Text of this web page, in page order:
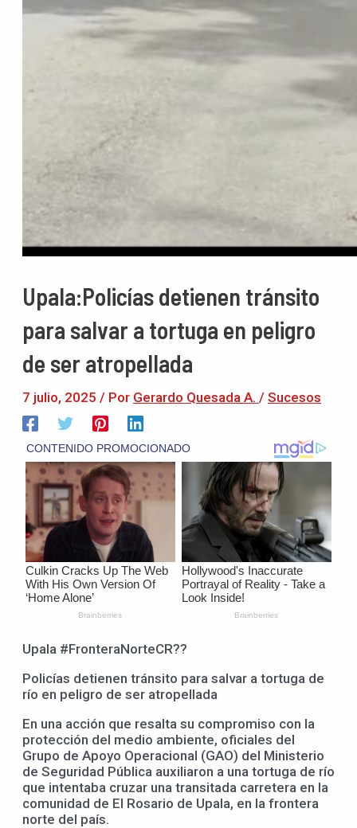
Upala:Policías detienen tránsito
para salvar a tortuga en peligro
de ser atropellada
7 julio, 2025 / Por Gerardo Quesada A. / Sucesos
Upala #FronteraNorteCR??
Policías detienen tránsito para salvar a tortuga de
río en peligro de ser atropellada
En una acción que resalta su compromiso con la
protección del medio ambiente, oficiales del
Grupo de Apoyo Operacional (GAO) del Ministerio
de Seguridad Pública auxiliaron a una tortuga de río
que intentaba cruzar una transitada carretera en la
comunidad de El Rosario de Upala, en la frontera
norte del país.